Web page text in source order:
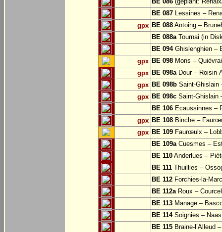
BE 087 Lessines –
gpx BE 088 Antoing –
BE 088aTournai (in
BE 094Ghislenghien –
gpx BE 098 Mons –
gpx BE 098aDour – Roisin-
gpx BE 098b Saint-Ghislain
gpx BE 098c Saint-Ghislain
BE 106 Ecaussinnes –
gpx BE 108 Binche –
gpx BE 109 Faurœulx –
BE 109aCuesmes –
BE 110 Anderlues –
BE 111 Thuillies –
BE 112 Forchies-la-
BE 112aRoux –
BE 113 Manage –
BE 114Soignies –
BE 115 Braine-l’Alleud